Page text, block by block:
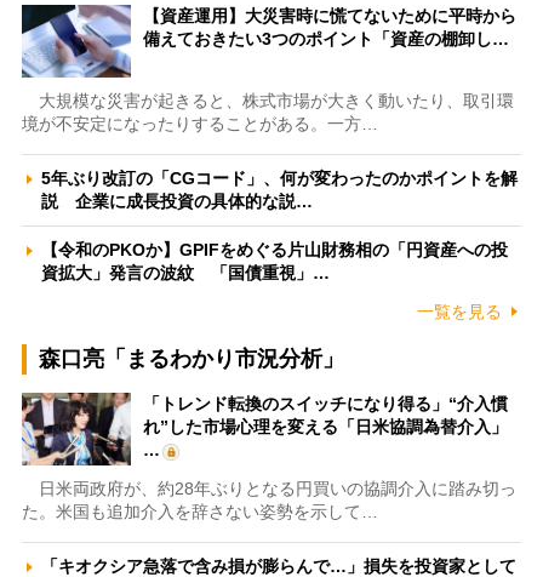
【資産運用】大災害時に慌てないために平時から
備えておきたい3つのポイント「資産の棚卸し…
大規模な災害が起きると、株式市場が大きく動いたり、取引環
境が不安定になったりすることがある。一方…
5年ぶり改訂の「CGコード」、何が変わったのかポイントを解
説 企業に成長投資の具体的な説…
【令和のPKOか】GPIFをめぐる片山財務相の「円資産への投
資拡大」発言の波紋 「国債重視」…
一覧を見る
森口亮「まるわかり市況分析」
「トレンド転換のスイッチになり得る」“介入慣
れ”した市場心理を変える「日米協調為替介入」
…
日米両政府が、約28年ぶりとなる円買いの協調介入に踏み切っ
た。米国も追加介入を辞さない姿勢を示して…
「キオクシア急落で含み損が膨らんで…」損失を投資家として